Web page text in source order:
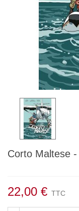
Corto Maltese
22,00 € TTC